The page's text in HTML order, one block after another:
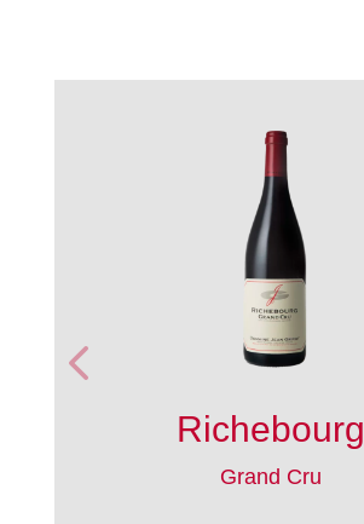
Richebourg
Grand Cru